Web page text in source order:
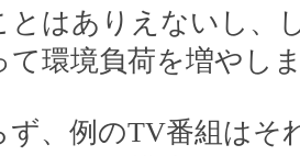
とはありえないし、
て環境負荷を増やし
、例のTV番組はそ